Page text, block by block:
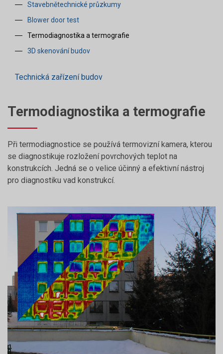
Stavebnětechnické průzkumy
Blower door test
Termodiagnostika a termografie
3D skenování budov
Technická zařízení budov
Termodiagnostika a termografie
Při termodiagnostice se používá termovizní kamera, kterou
se diagnostikuje rozložení povrchových teplot na
konstrukcích. Jedná se o velice účinný a efektivní nástroj
pro diagnostiku vad konstrukcí.